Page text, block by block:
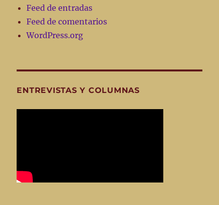
Feed de entradas
Feed de comentarios
WordPress.org
ENTREVISTAS Y COLUMNAS